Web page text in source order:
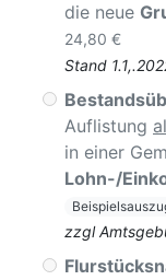
die neue
24,80 €
Stand
Auflistung
in einer
Lohn-/
zzgl